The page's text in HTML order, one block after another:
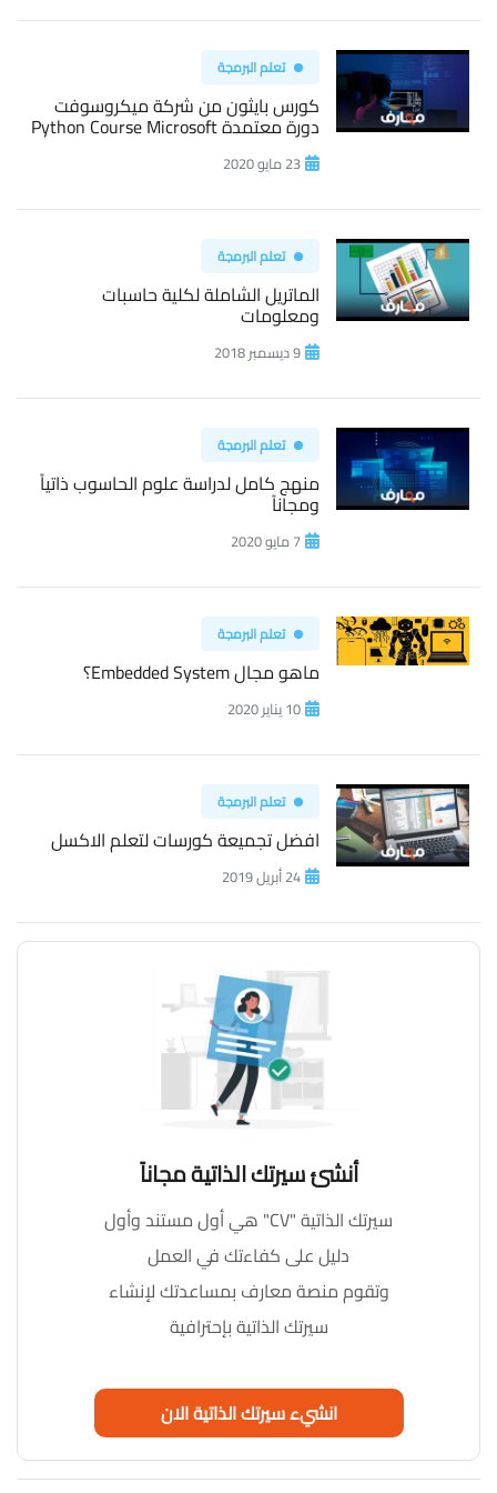
تعلم البرمجة
كورس بايثون من شركة ميكروسوفت
دورة معتمدة Python Course Microsoft
23 مايو 2020
تعلم البرمجة
الماتريل الشاملة لكلية حاسبات
ومعلومات
9 ديسمبر 2018
تعلم البرمجة
منهج كامل لدراسة علوم الحاسوب ذاتياً
ومجاناً
7 مايو 2020
تعلم البرمجة
ماهو مجال Embedded System؟
10 يناير 2020
تعلم البرمجة
افضل تجميعة كورسات لتعلم الاكسل
24 أبريل 2019
أنشئ سيرتك الذاتية مجاناً
سيرتك الذاتية "CV" هي أول مستند وأول
دليل على كفاءتك في العمل
وتقوم منصة معارف بمساعدتك لإنشاء
سيرتك الذاتية بإحترافية
انشيء سيرتك الذاتية الان